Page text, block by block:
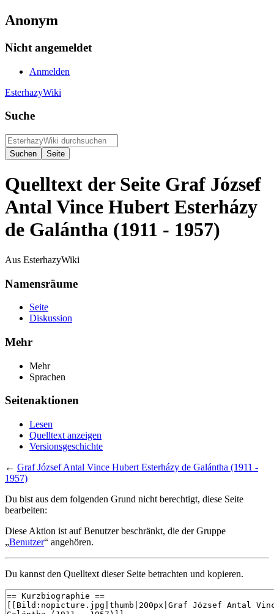
Anonym
Nicht angemeldet
Anmelden
EsterhazyWiki
Suche
Quelltext der Seite Graf József
Antal Vince Hubert Esterházy
de Galántha (1911 - 1957)
Aus EsterhazyWiki
Namensräume
Seite
Diskussion
Mehr
Mehr
Sprachen
Seitenaktionen
Lesen
Quelltext anzeigen
Versionsgeschichte
← Graf József Antal Vince Hubert Esterházy de Galántha (1911 -
1957)
Du bist aus dem folgenden Grund nicht berechtigt, diese Seite
bearbeiten:
Diese Aktion ist auf Benutzer beschränkt, die der Gruppe
„Benutzer“ angehören.
Du kannst den Quelltext dieser Seite betrachten und kopieren.